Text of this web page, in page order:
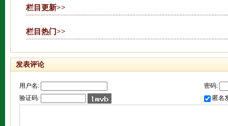
栏目更新>>
栏目热门>>
发表评论
用户名:
密码:
验证码:
匿名